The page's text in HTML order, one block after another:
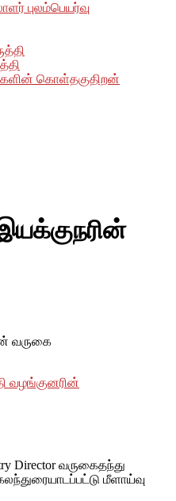
புலம்பெயர்வு
கொள்தகுதிறன்
வருகை
வழங்குனரின்
Director வருகைதந்து
மீளாய்வு